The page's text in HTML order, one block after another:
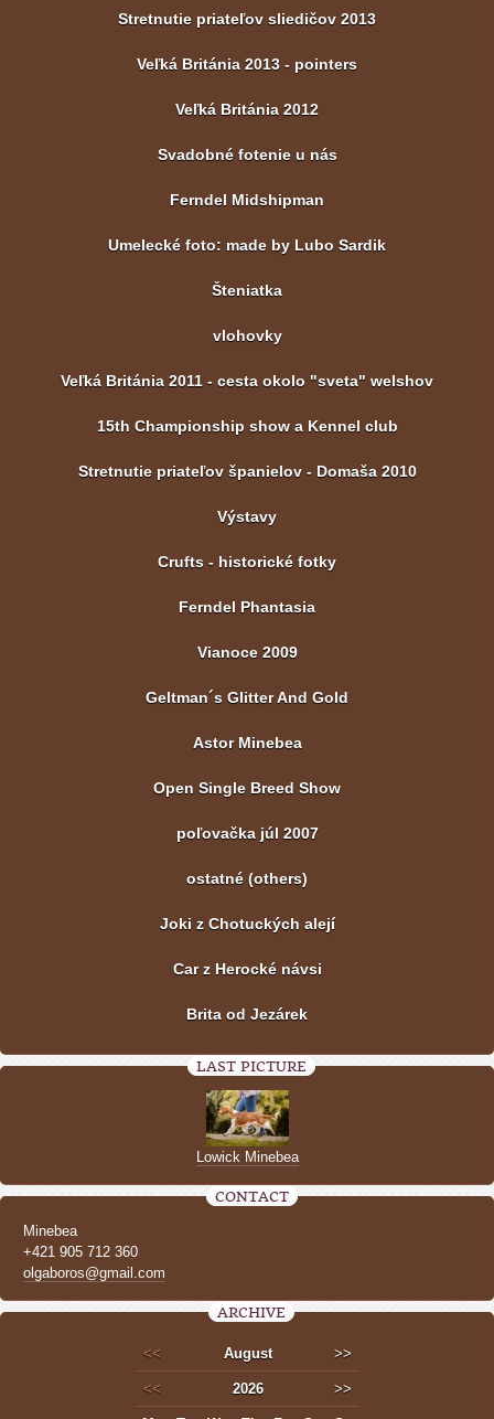
Stretnutie priateľov sliedičov 2013
Veľká Británia 2013 - pointers
Veľká Británia 2012
Svadobné fotenie u nás
Ferndel Midshipman
Umelecké foto: made by Lubo Sardik
Šteniatka
vlohovky
Veľká Británia 2011 - cesta okolo "sveta" welshov
15th Championship show a Kennel club
Stretnutie priateľov španielov - Domaša 2010
Výstavy
Crufts - historické fotky
Ferndel Phantasia
Vianoce 2009
Geltman´s Glitter And Gold
Astor Minebea
Open Single Breed Show
poľovačka júl 2007
ostatné (others)
Joki z Chotuckých alejí
Car z Herocké návsi
Brita od Jezárek
LAST PICTURE
Lowick Minebea
CONTACT
Minebea
+421 905 712 360
olgaboros@gmail.com
ARCHIVE
<< August >>
<< 2026 >>